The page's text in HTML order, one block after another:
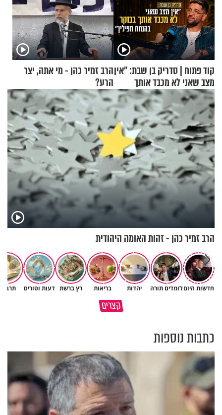
קוד פתוח | סדריק בן שבת: "אין
מצב שאני לא מכבד אותך
בבוקר בהנחת תפילין"
הרב זמיר כהן - מי אתה, יצר
הרע?
הרב זמיר כהן - זהות האומה היהודית
חדשות היוםלומדים תורה יהדות בריאות רץ ברשת דעות וטורים
קצריםמדוע האמונה נמשלה למלח?
גם ׳הרע׳ זה הרחמים של בורא
כתבות נוספות